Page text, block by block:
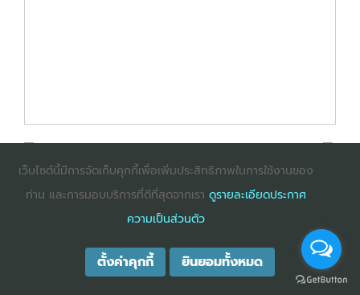
: InternetExplorer เวอร์ชั่น 10 ขึ้นไป
: Chrome เวอร์ชั่น 58 ขึ้นไป
COPYRIGHT ©2025DHARMNITI SEMINAR AND TRAINING CO., LTDALL
RIGHTS RESERVED. E-COMMERCIAL REGISTRATION 0105529026680
เว็บไซต์นี้มีการจัดเก็บคุกกี้เพื่อเพิ่มประสิทธิภาพในการใช้งานของ
ท่าน และการมอบบริการที่ดีที่สุดจากเรา ดูรายละเอียดประกาศ
ความเป็นส่วนตัว
ตั้งค่าคุกกี้ ยินยอมทั้งหมด